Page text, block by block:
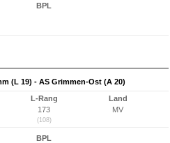
BPL
(L 19) - AS Grimmen-Ost (A 20)
L-Rang
173
(108)
Land
MV
BPL